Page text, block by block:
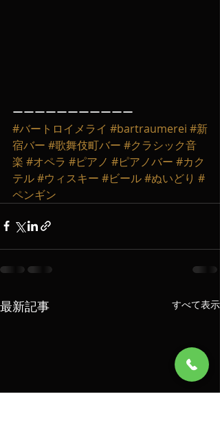
ーーーーーーーーーーー
#バートロイメライ #bartraumerei #新
宿バー #歌舞伎町バー #クラシック音
楽 #オペラ #ピアノ #ピアノバー #カク
テル#ウィスキー #ビール#ぬいどり #
ペンギン
最新記事 すべて表示